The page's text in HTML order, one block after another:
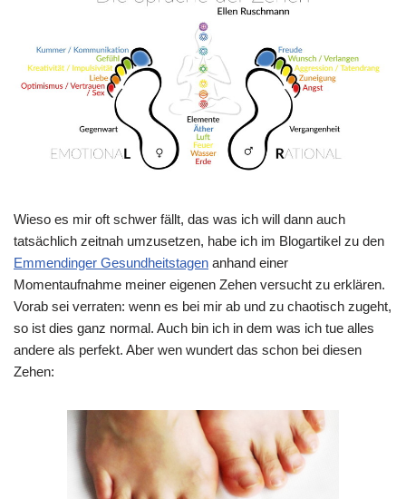
Wieso es mir oft schwer fällt, das was ich will dann auch
tatsächlich zeitnah umzusetzen, habe ich im Blogartikel zu den
Emmendinger Gesundheitstagen anhand einer
Momentaufnahme meiner eigenen Zehen versucht zu erklären.
Vorab sei verraten: wenn es bei mir ab und zu chaotisch zugeht,
so ist dies ganz normal. Auch bin ich in dem was ich tue alles
andere als perfekt. Aber wen wundert das schon bei diesen
Zehen: